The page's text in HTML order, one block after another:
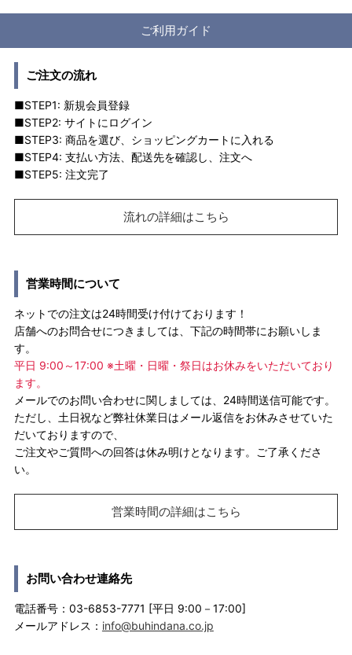
ご利用ガイド
ご注文の流れ
■STEP1: 新規会員登録
■STEP2: サイトにログイン
■STEP3: 商品を選び、ショッピングカートに入れる
■STEP4: 支払い方法、配送先を確認し、注文へ
■STEP5: 注文完了
流れの詳細はこちら
営業時間について
ネットでの注文は24時間受け付けております！
店舗へのお問合せにつきましては、下記の時間帯にお願いしま
す。
平日 9:00～17:00 ※土曜・日曜・祭日はお休みをいただいており
ます。
メールでのお問い合わせに関しましては、24時間送信可能です。
ただし、土日祝など弊社休業日はメール返信をお休みさせていた
だいておりますので、
ご注文やご質問への回答は休み明けとなります。ご了承くださ
い。
営業時間の詳細はこちら
お問い合わせ連絡先
電話番号：03-6853-7771 [平日 9:00－17:00]
メールアドレス： info@buhindana.co.jp